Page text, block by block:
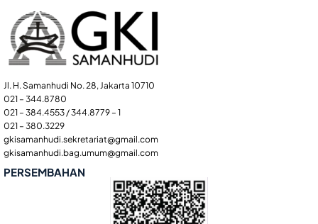
Jl. H. Samanhudi No. 28, Jakarta 10710
021 – 344.8780
021 – 384.4553 / 344.8779 – 1
021 – 380.3229
gkisamanhudi.sekretariat@gmail.com
gkisamanhudi.bag.umum@gmail.com
PERSEMBAHAN